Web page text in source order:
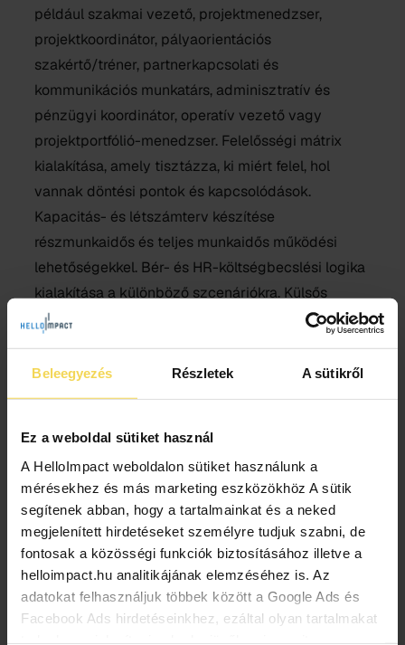
Beleegyezés Részletek A sütikről
Ez a weboldal sütiket használ
A HelloImpact weboldalon sütiket használunk a
mérésekhez és más marketing eszközökhöz A sütik
segítenek abban, hogy a tartalmainkat és a neked
megjelenített hirdetéseket személyre tudjuk szabni, de
fontosak a közösségi funkciók biztosításához illetve a
helloimpact.hu analitikájának elemzéséhez is. Az
adatokat felhasználjuk többek között a Google Ads és
Facebook Ads hirdetéseinkhez, ezáltal olyan tartalmakat
például szakmai vezető, projektmenedzser,
projektkoordinátor, pályaorientációs
szakértő/tréner, partnerkapcsolati és
kommunikációs munkatárs, adminisztratív és
pénzügyi koordinátor, operatív vezető vagy
projektportfólió-menedzser. Felelősségi mátrix
kialakítása, amely tisztázza, ki miért felel, hol
vannak döntési pontok és kapcsolódások.
Kapacitás- és létszámterv készítése
részmunkaidős és teljes munkaidős működési
lehetőségekkel. Bér- és HR-költségbecslési logika
kialakítása a különböző szcenáriókra. Külsős
szakértők, trénerek, önkéntesek és pro bono
meghatározása. Olyan HR-tervezési sablon
kialakítása, amely későbbi pályázatok
Ideális jelentkezőnk
Olyan tapasztalt HR-, szervezetfejlesztési,
nonprofit menedzsment, projektportfólió-
menedzsment vagy működésfejlesztési
szakember, aki érti, hogyan lehet egy növekvő,
több programot és pályázatot kezelő kis
szervezet működését skálázhatóbbá tenni. Képes